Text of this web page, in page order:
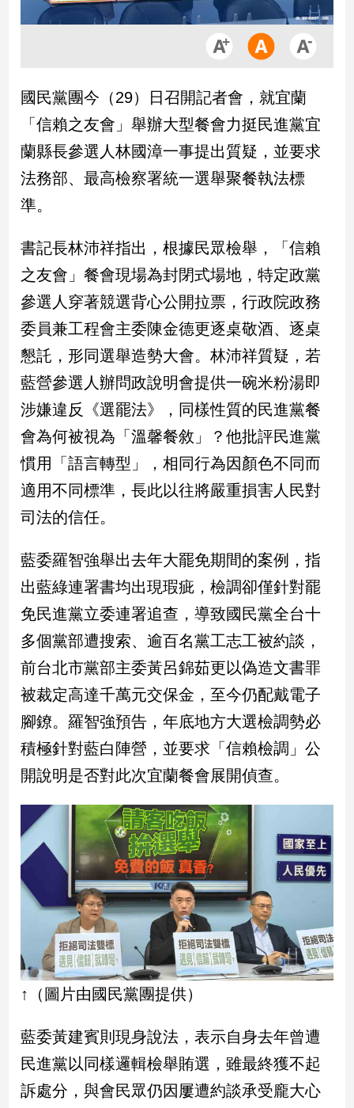
觀
治
焦
點
品
觀
調
國
會
焦
點
觀
點
兩
岸/
國
際
社
地
方
新
冠
病
毒
區
南
台
灣
點
南
台
灣
觀
娛
樂
娛
樂
星
聞
國民黨團今（29）日召開記者會，就宜蘭
「信賴之友會」舉辦大型餐會力挺民進黨宜
蘭縣長參選人林國漳一事提出質疑，並要求
法務部、最高檢察署統一選舉聚餐執法標
準。
書記長林沛祥指出，根據民眾檢舉，「信賴
之友會」餐會現場為封閉式場地，特定政黨
參選人穿著競選背心公開拉票，行政院政務
委員兼工程會主委陳金德更逐桌敬酒、逐桌
懇託，形同選舉造勢大會。林沛祥質疑，若
藍營參選人辦問政說明會提供一碗米粉湯即
涉嫌違反《選罷法》，同樣性質的民進黨餐
會為何被視為「溫馨餐敘」？他批評民進黨
慣用「語言轉型」，相同行為因顏色不同而
適用不同標準，長此以往將嚴重損害人民對
司法的信任。
藍委羅智強舉出去年大罷免期間的案例，指
出藍綠連署書均出現瑕疵，檢調卻僅針對罷
免民進黨立委連署追查，導致國民黨全台十
多個黨部遭搜索、逾百名黨工志工被約談，
前台北市黨部主委黃呂錦茹更以偽造文書罪
被裁定高達千萬元交保金，至今仍配戴電子
腳鐐。羅智強預告，年底地方大選檢調勢必
積極針對藍白陣營，並要求「信賴檢調」公
開說明是否對此次宜蘭餐會展開偵查。
↑（圖片由國民黨團提供）
藍委黃建賓則現身說法，表示自身去年曾遭
民進黨以同樣邏輯檢舉賄選，雖最終獲不起
訴處分，與會民眾仍因屢遭約談承受龐大心